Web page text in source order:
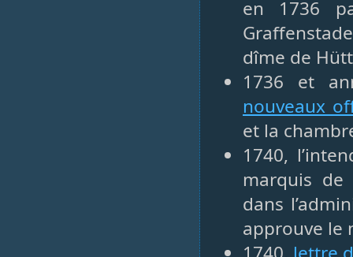
en 1736
dîme de
1736 et
nouveaux
et la
1740,
marquis
dans
approuve le